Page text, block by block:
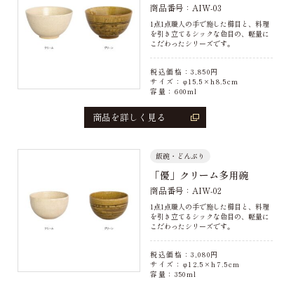
商品番号：AIW-03
1点1点職人の手で施した櫛目と、料理
を引き立てるシックな色目の、軽量に
こだわったシリーズです。
税込価格：3,850円
サイズ：φ15.5×h8.5cm
容量：600ml
商品を詳しく見る
飯碗・どんぶり
「優」クリーム多用碗
商品番号：AIW-02
1点1点職人の手で施した櫛目と、料理
を引き立てるシックな色目の、軽量に
こだわったシリーズです。
税込価格：3,080円
サイズ：φ12.5×h7.5cm
容量：350ml